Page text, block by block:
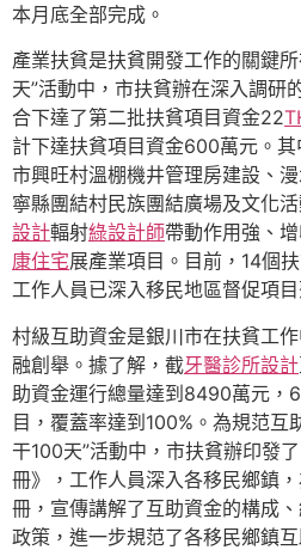
本月底全部完成。
產業扶貧是扶貧開發工作的關鍵
天”活動中，市扶貧辦在深入調研
合下達了第二批扶貧項目資金22
計下達扶貧項目資金600萬元。其
市興旺村溫棚機井管理房建設、
寧縣團結村民族團結廣場及文化
設計輻射綠設計師帶動作用強、
康住宅展產業項目。目前，14個
工作人員已深入移民地區督促項目
村級互助資金是銀川市在扶貧工
融創舉。據了解，截牙醫診所設計
助資金運行總量達到8490萬元，
目，覆蓋率達到100%。為規范互
干100天”活動中，市扶貧辦印發
冊》，工作人員深入各移民鄉鎮
冊，宣傳講解了互助資金的構成
政策，進一步規范了各移民鄉鎮互